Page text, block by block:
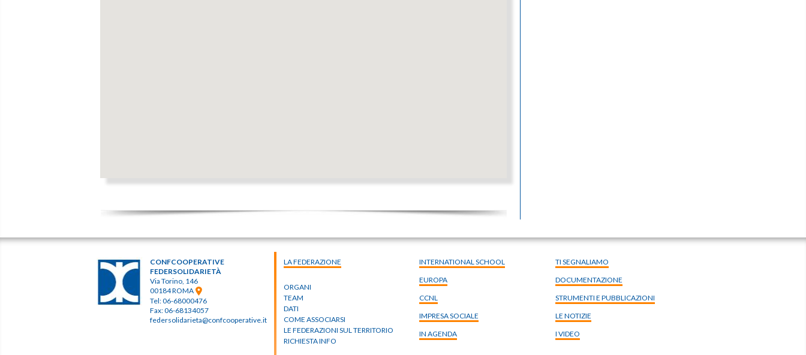
LA FEDERAZIONE
ORGANI
TEAM
DATI
COME ASSOCIARSI
LE FEDERAZIONI SUL TERRITORIO
RICHIESTA INFO
INTERNATIONAL SCHOOL
EUROPA
CCNL
IMPRESA SOCIALE
IN AGENDA
TI SEGNALIAMO
DOCUMENTAZIONE
STRUMENTI E PUBBLICAZIONI
LE NOTIZIE
I VIDEO
CONFCOOPERATIVE
FEDERSOLIDARIETÀ
Via Torino, 146
00184 ROMA
Tel: 06-68000476
Fax: 06-68134057
federsolidarieta@confcooperative.it